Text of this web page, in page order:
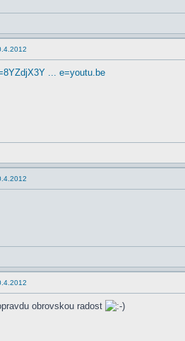
... e=youtu.be
obrovskou radost